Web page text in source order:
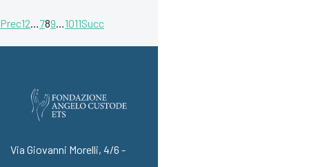
Prec12 789 1011Succ
Via Giovanni Morelli, 4/6 -